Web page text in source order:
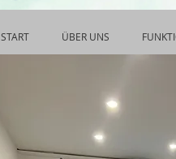
START ÜBER UNS